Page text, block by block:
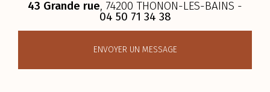
43 Grande rue, 74200 THONON-LES-BAINS -
04 50 71 34 38
ENVOYER UN MESSAGE